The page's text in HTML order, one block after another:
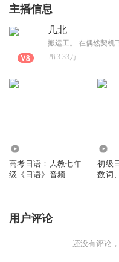
4 辛十四娘 —— 狐妻舍命救
5 画皮（上） —— 路遇美人
6 画皮（下） —— 色字头上
7 聂小倩（上） —— 书生
8 聂小倩（下） —— 倩女幽
10 连城（下） —— 死生不
主播信息
几北
3.33万
高考日语：人教七年
级《日语》音频
初级
数词
用户评论
还没有评论